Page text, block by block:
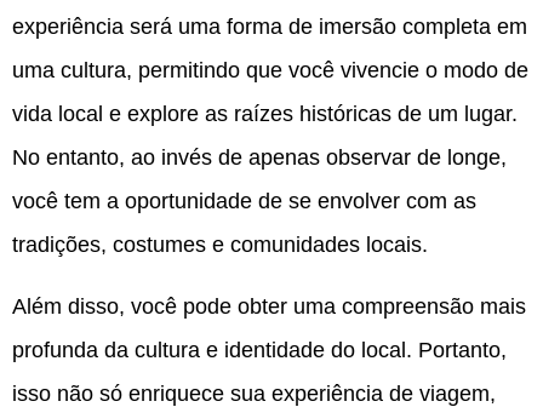
experiência será uma forma de imersão completa em
uma cultura, permitindo que você vivencie o modo de
vida local e explore as raízes históricas de um lugar.
No entanto, ao invés de apenas observar de longe,
você tem a oportunidade de se envolver com as
tradições, costumes e comunidades locais.
Além disso, você pode obter uma compreensão mais
profunda da cultura e identidade do local. Portanto,
isso não só enriquece sua experiência de viagem,